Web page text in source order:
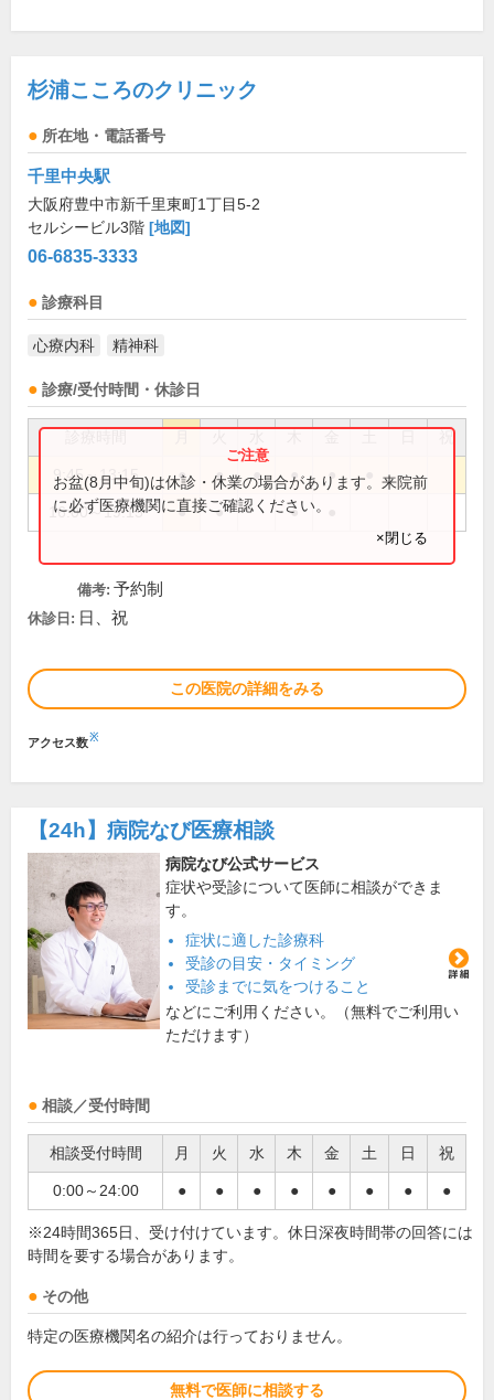
杉浦こころのクリニック
所在地・電話番号
千里中央駅
大阪府豊中市新千里東町1丁目5-2
セルシービル3階 [地図]
06-6835-3333
診療科目
心療内科 精神科
診療/受付時間・休診日
祝
9:45～13:15 ● ● ● ● ●
16:00～19:15 ● ● ●
お盆(8月中旬)は休診・休業の場合があります。来院前
に必ず医療機関に直接ご確認ください。
×閉じる
備考: 予約制
休診日: 日、祝
この医院の詳細をみる
アクセス数※
【24h】 病院なび医療相談
病院なび公式サービス
症状や受診について医師に相談ができま
す。
症状に適した診療科
受診の目安・タイミング
受診までに気をつけること
などにご利用ください。（無料でご利用い
ただけます）
相談／受付時間
相談受付時間 月 火 水 木 金 土 日 祝
0:00～24:00 ● ● ● ● ● ● ● ●
※24時間365日、受け付けています。休日深夜時間帯の回答には
時間を要する場合があります。
その他
特定の医療機関名の紹介は行っておりません。
無料で医師に相談する